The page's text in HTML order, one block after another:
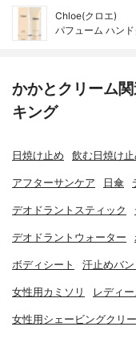
Chloe(クロエ)
パフューム ハン
かかとクリーム
キング
日焼け止め 飲む日焼け止
アフターサンケア 日傘
デオドラントスティック
デオドラントウォーター
ボディシート 汗止めバン
女性用カミソリ レディ
女性用シェービングクリ